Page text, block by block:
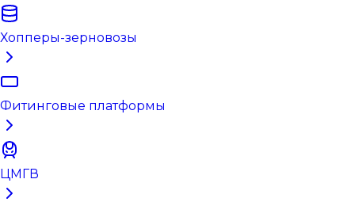
Хопперы-зерновозы
Фитинговые платформы
ЦМГВ